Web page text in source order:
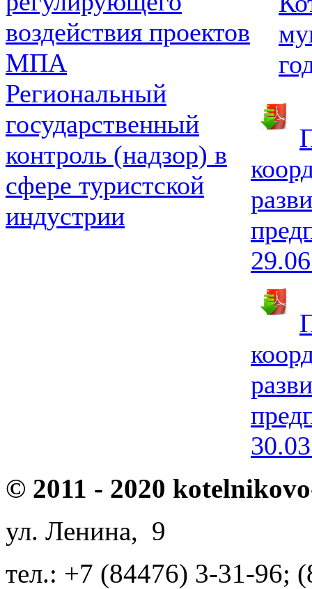
воздействия проектов
МПА
Региональный
государственный
контроль (надзор) в
сфере туристской
индустрии
© 2011 - 2020
ул. Ленина, 9
тел.: +7 (84476) 3-31-96;